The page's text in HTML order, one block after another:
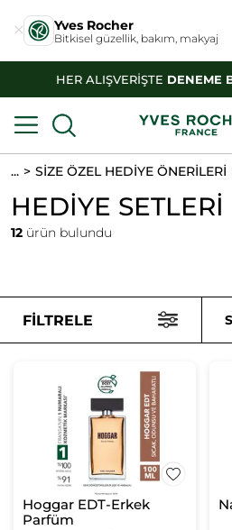
Yves Rocher
Bitkisel güzellik, bakım, makyaj
HER ALIŞVERİŞTE DENEME
... SİZE ÖZEL HEDİYE ÖNERİLERİ
HEDİYE SETLERİ
12 ürün bulundu
FILTRELE
Hoggar EDT-Erkek
Parfüm